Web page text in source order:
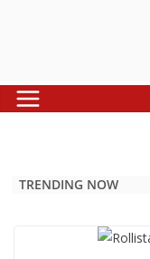
TRENDING NOW